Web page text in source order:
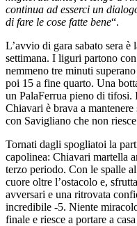
continua ad esserci un
di fare le cose fatte bene“.
L’avvio di gara sabato sera
settimana. I liguri partono
nemmeno tre minuti
poi 15 a fine quarto. Una
un PalaFerrua pieno di tifosi.
Chiavari è brava a
con Savigliano che non
Tornati dagli spogliatoi la
capolinea: Chiavari martella
terzo periodo. Con le spalle
cuore oltre l’ostacolo e,
avversari e una ritrovata
incredibile -5. Niente
finale e riesce a portare a